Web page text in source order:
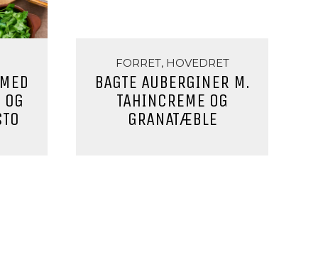
FORRET, HOVEDRET
BAGTE AUBERGINER M.
TAHINCREME OG
GRANATÆBLE